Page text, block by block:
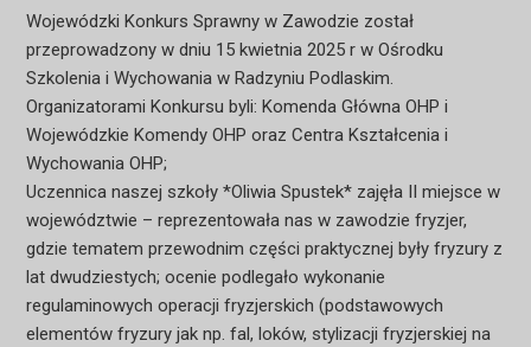
Wojewódzki Konkurs Sprawny w Zawodzie został
przeprowadzony w dniu 15 kwietnia 2025 r w Ośrodku
Szkolenia i Wychowania w Radzyniu Podlaskim.
Organizatorami Konkursu byli: Komenda Główna OHP i
Wojewódzkie Komendy OHP oraz Centra Kształcenia i
Wychowania OHP;
Uczennica naszej szkoły *Oliwia Spustek* zajęła II miejsce w
województwie – reprezentowała nas w zawodzie fryzjer,
gdzie tematem przewodnim części praktycznej były fryzury z
lat dwudziestych; ocenie podlegało wykonanie
regulaminowych operacji fryzjerskich (podstawowych
elementów fryzury jak np. fal, loków, stylizacji fryzjerskiej na